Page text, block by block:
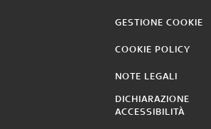
GESTIONE COOKIE
COOKIE POLICY
NOTE LEGALI
DICHIARAZIONE
ACCESSIBILITÀ